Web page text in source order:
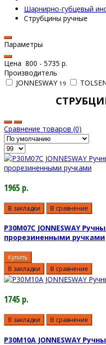
Шарнирно-губцевый
Струбцины ручные
Параметры
Цена 800 - 5735 р.
Производитель
JONNESWAY 19
Сравнение товаров (0)
1965 р.
В закладки В сравнение
P30M07C JONNESWAY
прорезиненными ручками
Купить
В закладки
В сравнение
1745 р.
В закладки В сравнение
P30M10A JONNESWAY